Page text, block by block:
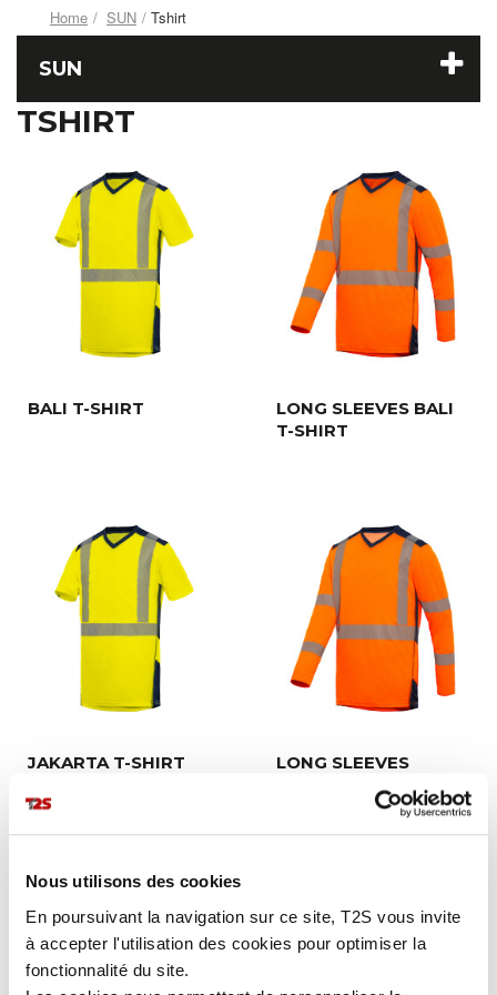
Nous utilisons des cookies
En poursuivant la navigation sur ce site, T2S vous invite
à accepter l'utilisation des cookies pour optimiser la
fonctionnalité du site.
Home SUN Tshirt
SUN
TSHIRT
BALI T-SHIRT
LONG SLEEVES BALI
T-SHIRT
JAKARTA T-SHIRT
LONG SLEEVES
JAKARTA T-SHIRT